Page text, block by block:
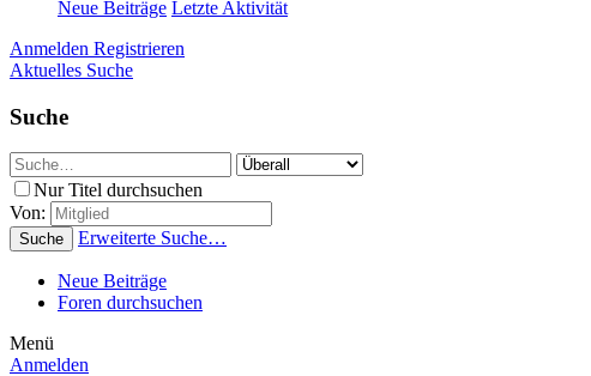
Neue Beiträge Letzte Aktivität
Anmelden Registrieren
Aktuelles Suche
Suche
Nur Titel durchsuchen
Von:
Suche Erweiterte Suche…
Neue Beiträge
Foren durchsuchen
Menü
Anmelden